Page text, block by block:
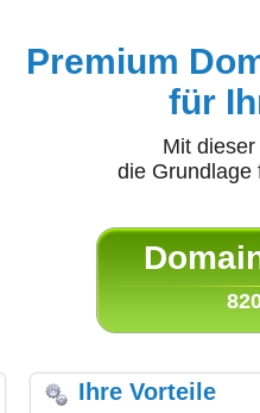
Premium
für
Mit
die
Ihre Vorteile